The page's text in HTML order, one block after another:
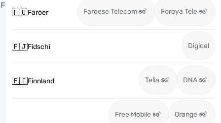
F
🇫🇴Färöer Faroese Telecom Foroya Tele
🇫🇯Fidschi Digicel
🇫🇮Finnland Telia DNA
Free Mobile Orange